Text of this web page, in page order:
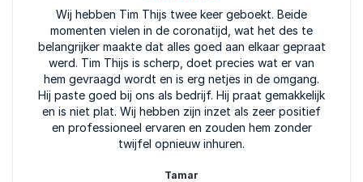
van 5
Wij hebben Tim Thijs twee keer geboekt. Beide
momenten vielen in de coronatijd, wat het des te
belangrijker maakte dat alles goed aan elkaar gepraat
werd. Tim Thijs is scherp, doet precies wat er van
hem gevraagd wordt en is erg netjes in de omgang.
Hij paste goed bij ons als bedrijf. Hij praat gemakkelijk
en is niet plat. Wij hebben zijn inzet als zeer positief
en professioneel ervaren en zouden hem zonder
twijfel opnieuw inhuren.
Tamar